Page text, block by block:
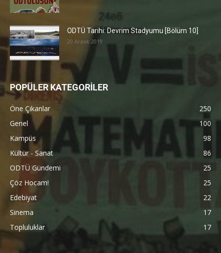
ODTÜ Tarihi: Devrim Stadyumu [Bölüm 10]
20 Aralık 2019
POPÜLER KATEGORİLER
Öne Çıkanlar
250
Genel
100
Kampüs
98
Kültür - Sanat
86
ODTÜ Gündemi
25
Çöz Hocam!
25
Edebiyat
22
Sinema
17
Topluluklar
17